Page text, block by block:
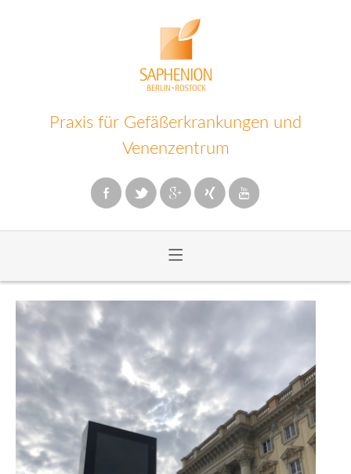
Praxis für Gefäßerkrankungen und
Venenzentrum
≡
Inhalt